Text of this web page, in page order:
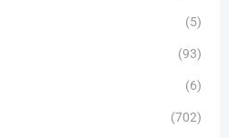
(5)
(93)
(6)
(702)